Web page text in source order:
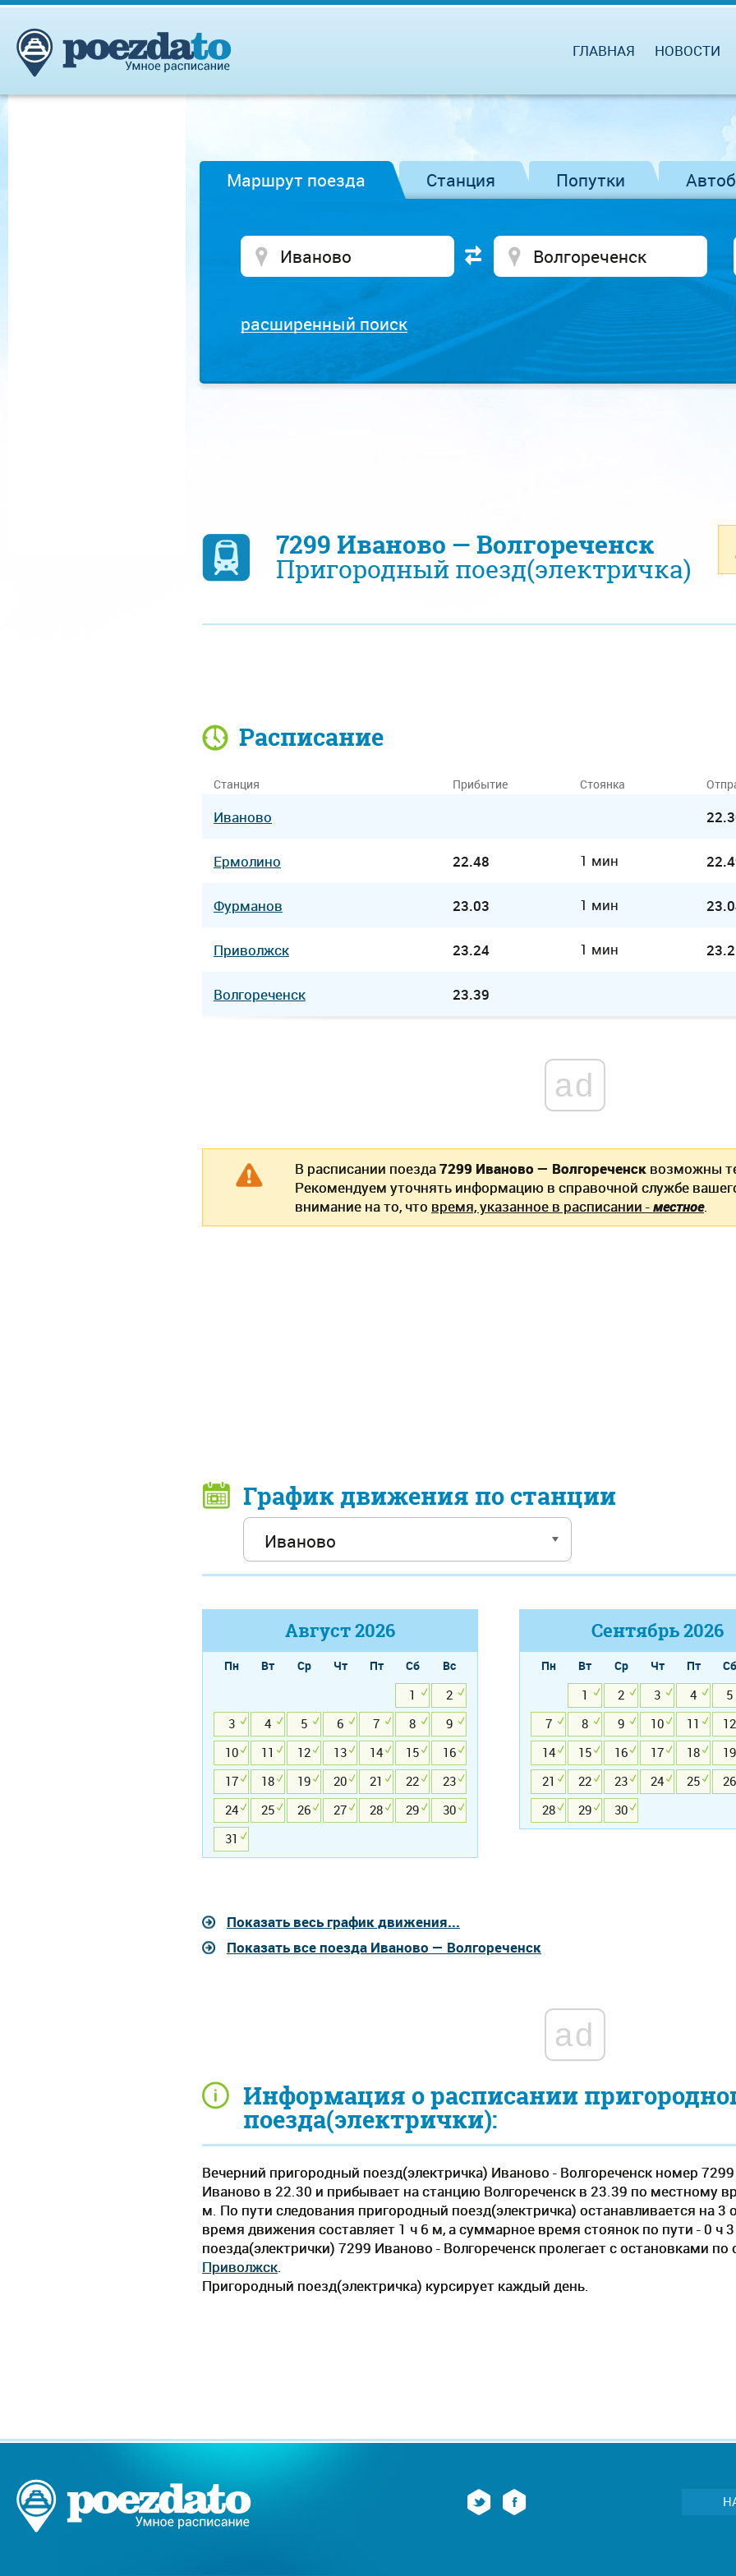
ГЛАВНАЯ НОВОСТИ
Маршрут поезда Станция Попутки
расширенный поиск
7299 Иваново — Волгореченск
Пригородный поезд(электричка)
Информация о расписании
поезда(электрички):
Вечерний пригородный поезд(электричка) Иваново - Волгореченск номер
Иваново в 22.30 и прибывает на станцию Волгореченск в 23.39 по местному
м. По пути следования пригородный поезд(электричка) останавливается на 3
время движения составляет 1 ч 6 м, а суммарное время стоянок по пути - 0 ч
поезда(электрички) 7299 Иваново - Волгореченск пролегает c остановками по
Приволжск.
Пригородный поезд(электричка) курсирует каждый день.
Расписание
Станция Прибытие Стоянка
Иваново
Ермолино 22.48 1 мин
Фурманов 23.03 1 мин
Приволжск 23.24 1 мин
Волгореченск 23.39
ad
В расписании поезда7299 Иваново — Волгореченск возможны
Рекомендуем уточнять информацию в справочной службе
внимание на то, что время, указанное в расписании -местное.
График движения по станции
Август2026
Пн Вт Ср Чт Пт Сб
Вс
1
2
3
4 5 6 7 8
9
10
11 12 13 14 15
16
17
18 19 20 21 22
23
24
25 26 27 28 29
30
31
Сентябрь2026
Пн Вт Ср Чт Пт Сб
1
2 3 4 5
7
8 9 10 11 12
14
15 16 17 18 19
21
22 23 24 25 26
28
29 30
Показать весь график движения...
Показать все поезда Иваново — Волгореченск
ad